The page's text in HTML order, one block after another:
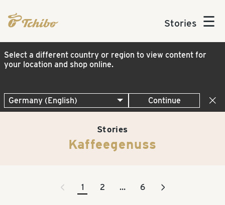
Stories ☰
Select a different country or region to view content for
your location and shop online.
Continue
Stories
Kaffeegenuss
< 1 2 … 6 >